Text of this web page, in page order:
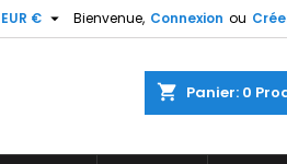
Bienvenue, Connexion ou
EUR € 
shopping_cart Panier: 0